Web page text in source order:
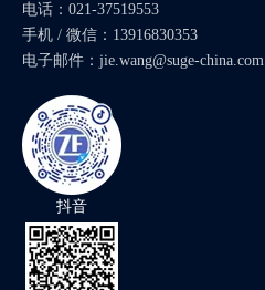
ZF 外离合器盘 1024 302 050
产品分类
产品咨询
电话：021-37519553
手机 / 微信：13916830353
电子邮件： jie.wang@suge-china.com
抖音